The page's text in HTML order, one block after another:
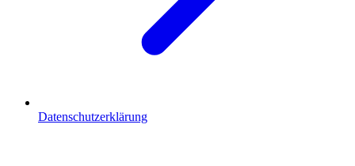
Datenschutzerklärung